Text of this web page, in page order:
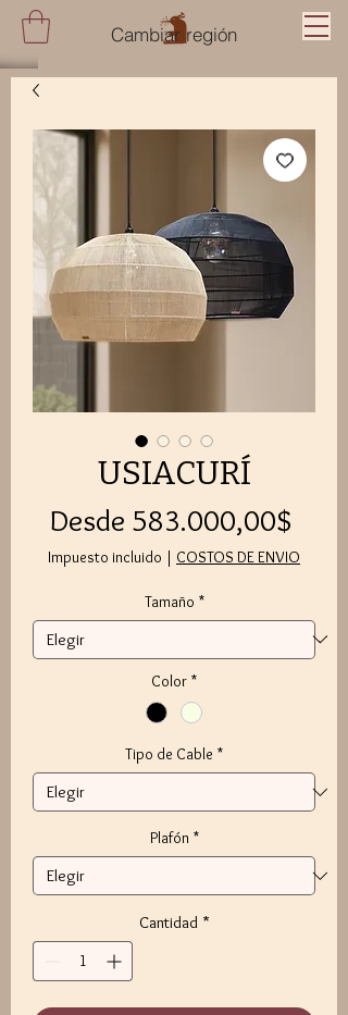
Cambiar región
USIACURÍ
Desde 583.000,00$
de
Impuesto incluido | COSTOS DE ENVIO
Tamaño *
Color *
Tipo de Cable *
Plafón *
Cantidad *